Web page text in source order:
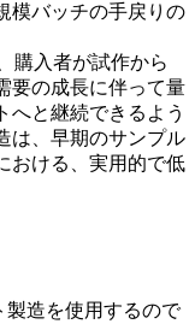
模バッチの手戻りの
購入者が試作から
要の成長に伴って量
へと継続できるよう
は、早期のサンプル
おける、実用的で低
製造を使用するので